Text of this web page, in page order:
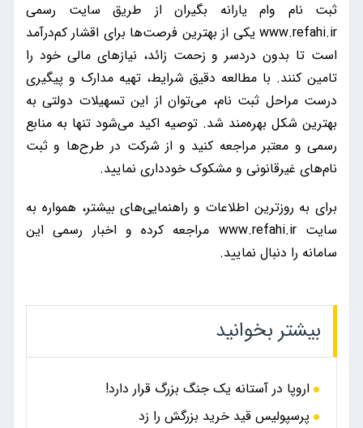
ثبت نام وام یارانه بگیران از طریق سایت رسمی
www.refahi.ir یکی از بهترین فرصت‌ها برای اقشار کم‌درآمد
است تا بدون دردسر و زحمت زائد، نیازهای مالی خود را
تامین کنند. با مطالعه دقیق شرایط، تهیه مدارک و پیگیری
درست مراحل ثبت نام، می‌توان از این تسهیلات دولتی به
بهترین شکل بهره‌مند شد. توصیه اکید می‌شود تنها به منابع
رسمی و معتبر مراجعه کنید و از شرکت در طرح‌ها و ثبت
نام‌های غیرقانونی و مشکوک خودداری نمایید.
برای به روزترین اطلاعات و راهنمایی‌های بیشتر، همواره به
سایت www.refahi.ir مراجعه کرده و اخبار رسمی این
سامانه را دنبال نمایید.
بیشتر بخوانید
اروپا در آستانه یک جنگ بزرگ قرار دارد!
پرسپولیس قید خرید بزرگش را زد